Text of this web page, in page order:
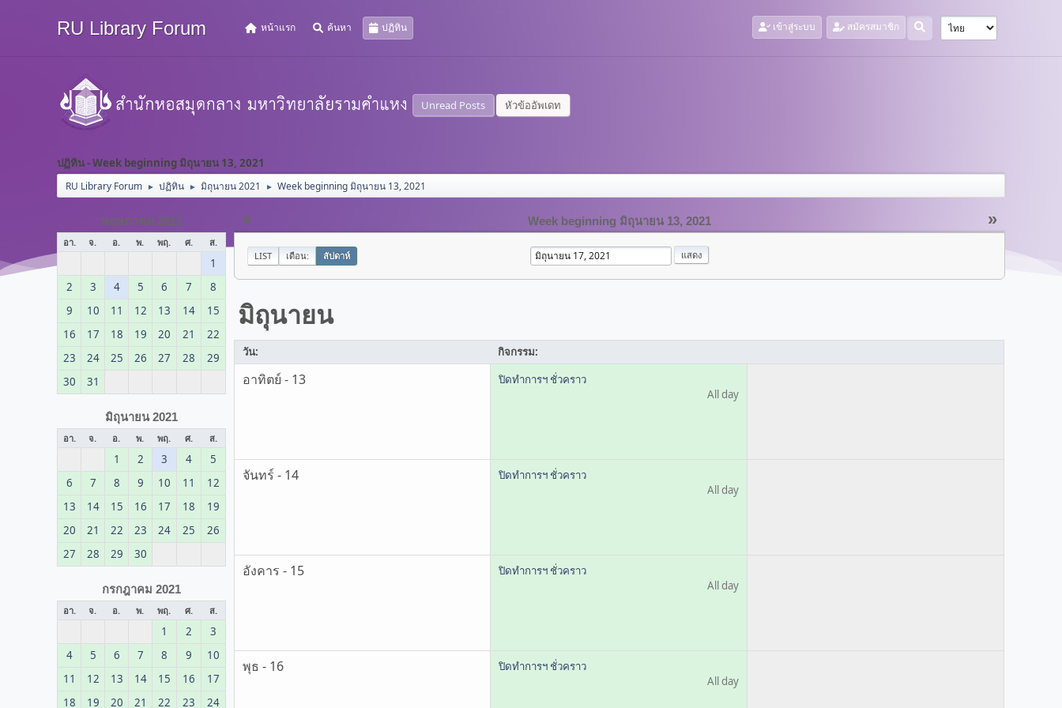
RU Library Forum หน้าแรก ค้นหา ปฏิทิน เข้าสู่ระบบ สมัครสมาชิก
Unread Posts หัวข้ออัพเดท
ปฏิทิน - Week beginning มิถุนายน 13, 2021
RU Library Forum ► ปฏิทิน ► มิถุนายน 2021 ► Week beginning มิถุนายน 13, 2021
พฤษภาคม 2021
อา. จ. อ. พ. พฤ. ศ. ส.
1
2
3 4 5 6 7
8
9
10 11 12 13 14
15
16
17 18 19 20 21
22
23
24 25 26 27 28
29
30
31
มิถุนายน 2021
อา. จ. อ. พ. พฤ. ศ. ส.
1 2 3 4
5
6
7 8 9 10 11
12
13
14 15 16 17 18
19
20
21 22 23 24 25
26
27
28 29 30
กรกฎาคม 2021
อา. จ. อ. พ. พฤ. ศ. ส.
1 2
3
4
5 6 7 8 9
10
11
12 13 14 15 16
17
18
19 20 21 22 23
24
« »
Week beginning มิถุนายน 13, 2021
LIST เดือน: สัปดาห์
มิถุนายน
วัน: กิจกรรม:
อาทิตย์ - 13
ปิดทำการฯ ชั่วคราว
All day
จันทร์ - 14
ปิดทำการฯ ชั่วคราว
All day
อังคาร - 15
ปิดทำการฯ ชั่วคราว
All day
พุธ - 16
ปิดทำการฯ ชั่วคราว
All day